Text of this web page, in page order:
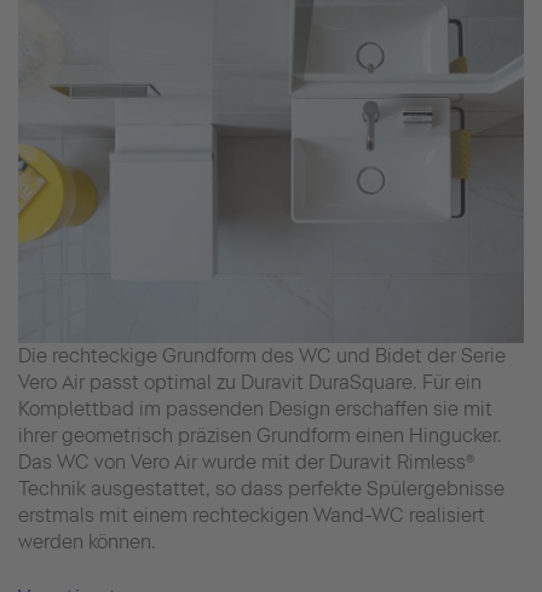
Die rechteckige Grundform des WC und Bidet der Serie
Vero Air passt optimal zu Duravit DuraSquare. Für ein
Komplettbad im passenden Design erschaffen sie mit
ihrer geometrisch präzisen Grundform einen Hingucker.
Das WC von Vero Air wurde mit der Duravit Rimless®
Technik ausgestattet, so dass perfekte Spülergebnisse
erstmals mit einem rechteckigen Wand-WC realisiert
werden können.